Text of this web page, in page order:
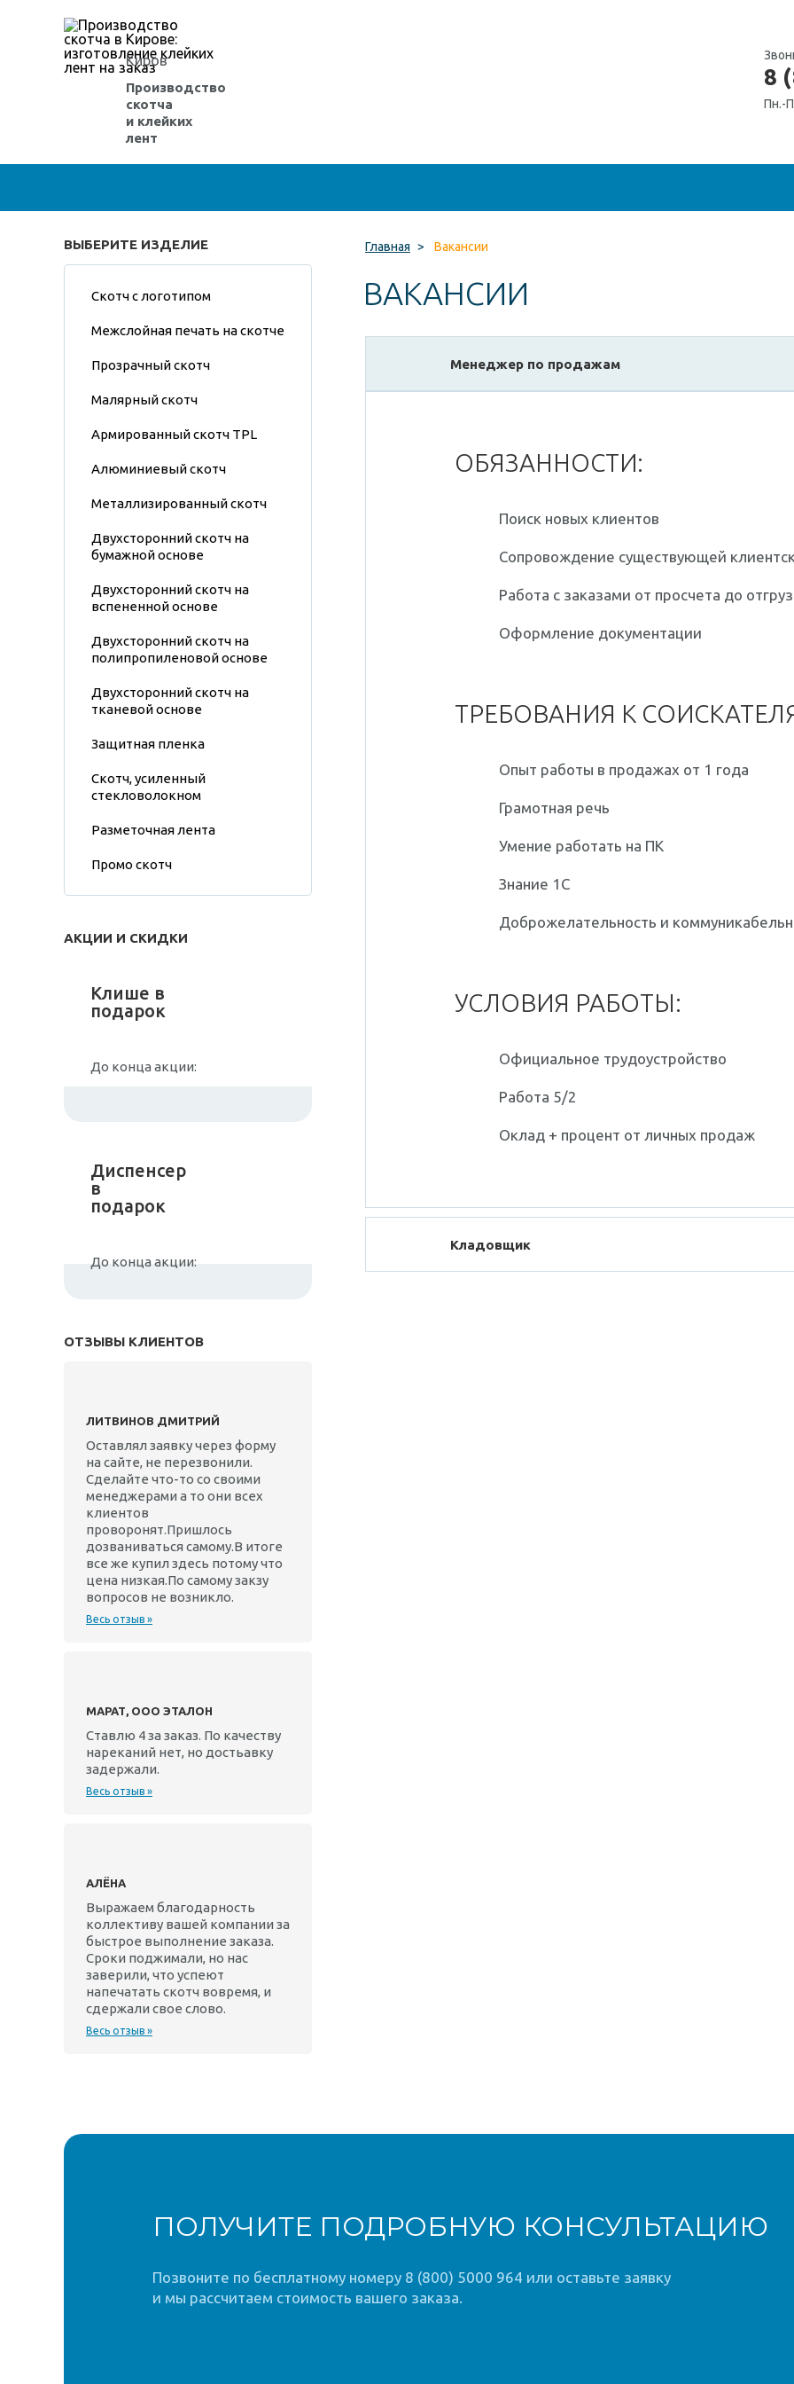
Киров
Производство
скотча
и клейких
лент
8
Пн.-
ВЫБЕРИТЕ ИЗДЕЛИЕ
Скотч с логотипом
Межслойная печать на скотче
Прозрачный скотч
Малярный скотч
Армированный скотч TPL
Алюминиевый скотч
Металлизированный скотч
Двухсторонний скотч на
бумажной основе
Двухсторонний скотч на
вспененной основе
Двухсторонний скотч на
полипропиленовой основе
Двухсторонний скотч на
тканевой основе
Защитная пленка
Скотч, усиленный
стекловолокном
Разметочная лента
Промо скотч
АКЦИИ И СКИДКИ
Клише в
подарок
До конца акции:
Диспенсер
в
подарок
До конца акции:
ОТЗЫВЫ КЛИЕНТОВ
ЛИТВИНОВ ДМИТРИЙ
Оставлял заявку через форму
на сайте, не перезвонили.
Сделайте что-то со своими
менеджерами а то они всех
клиентов
проворонят.Пришлось
дозваниваться самому.В итоге
все же купил здесь потому что
цена низкая.По самому закзу
вопросов не возникло.
Весь отзыв »
МАРАТ, ООО ЭТАЛОН
Ставлю 4 за заказ. По качеству
нареканий нет, но достьавку
задержали.
Весь отзыв »
АЛЁНА
Выражаем благодарность
коллективу вашей компании за
быстрое выполнение заказа.
Сроки поджимали, но нас
заверили, что успеют
напечатать скотч вовремя, и
сдержали свое слово.
Весь отзыв »
Главная > Вакансии
ВАКАНСИИ
Менеджер по продажам
ОБЯЗАННОСТИ:
Поиск новых клиентов
Сопровождение существующей
Работа с заказами от просчета до
Оформление документации
ТРЕБОВАНИЯ К
Опыт работы в продажах от 1 года
Грамотная речь
Умение работать на ПК
Знание 1С
Доброжелательность и
УСЛОВИЯ РАБОТЫ:
Официальное трудоустройство
Работа 5/2
Оклад + процент от личных продаж
Кладовщик
ПОЛУЧИТЕ ПОДРОБНУЮ КОНСУЛЬТАЦИЮ
Позвоните по бесплатному номеру 8 (800) 5000 964 или оставьте заявку
и мы рассчитаем стоимость вашего заказа.